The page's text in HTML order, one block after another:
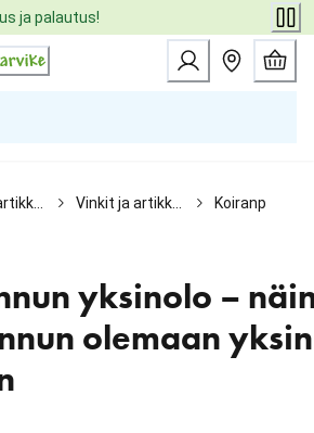
ja palautus!
Koiranpentu
yksinolo –
olemaan yksin